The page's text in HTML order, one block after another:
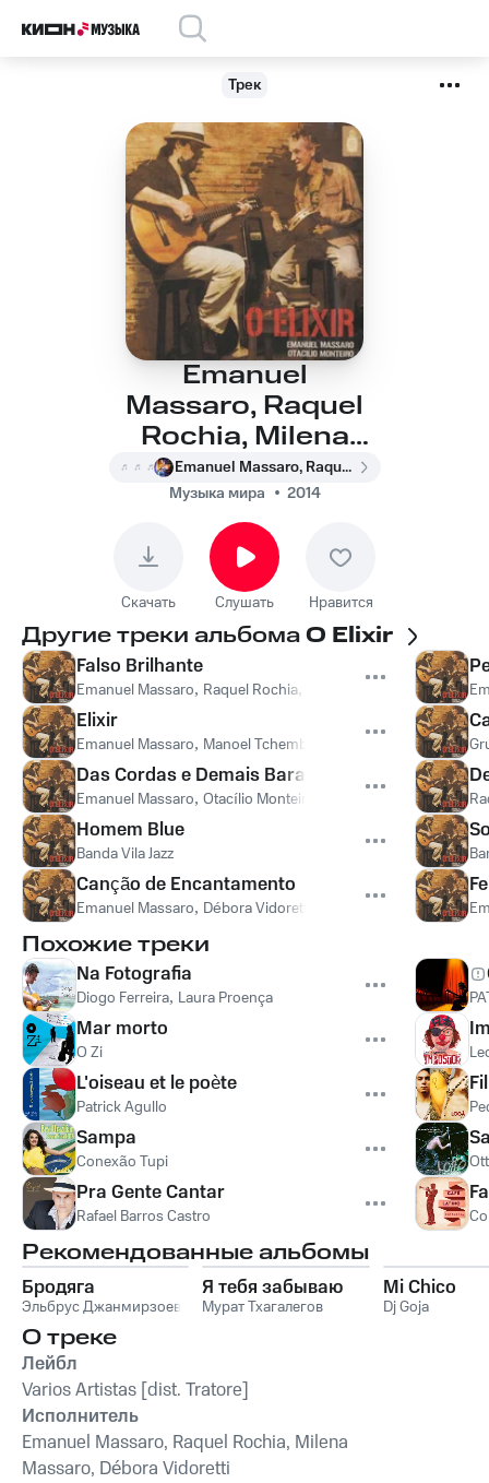
Трек
Emanuel
Massaro, Raquel
Rochia, Milena
Massaro, Débora
Vidoretti - Falso
Brilhante
Emanuel Massaro, Raquel Rochia, Milena Massaro, Débora Vidoretti
Музыка мира
2014
Скачать Слушать Нравится
Другие треки альбомаO Elixir
Falso Brilhante
Emanuel Massaro, Raquel Rochia, ,Débora
Elixir
Emanuel Massaro, Manoel Tchembo
Das Cordas e Demais Baratos
Emanuel Massaro, Otacílio Monteiro
Homem Blue
Banda Vila Jazz
Canção de Encantamento
Emanuel Massaro, Débora Vidoretti
Похожие треки
Na Fotografia
Diogo Ferreira, Laura Proença
Mar morto
O Zi
L'oiseau et le poète
Patrick Agullo
Sampa
Conexão Tupi
Pra Gente Cantar
Rafael Barros Castro
Рекомендованные альбомы
Бродяга
Эльбрус Джанмирзоев
Я тебя забываю
Мурат Тхагалегов
Mi Chico
Dj Goja
О треке
Лейбл
Varios Artistas [dist. Tratore]
Исполнитель
Emanuel Massaro, Raquel Rochia, Milena
Massaro, Débora Vidoretti